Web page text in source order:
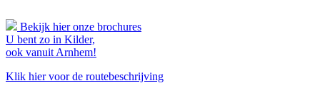
Bekijk hier onze brochures
U bent zo in Kilder,
ook vanuit Arnhem!
Klik hier voor de routebeschrijving